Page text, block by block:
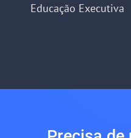
Educação Executiva